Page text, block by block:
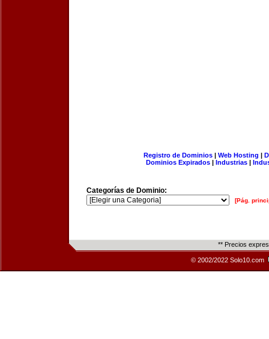
Registro de Dominios| Web Hosting |
Dominios Expirados | Industrias |
Categorías de Dominio:
[Pág.
** Precios
© 2002/2022 Solo10.com